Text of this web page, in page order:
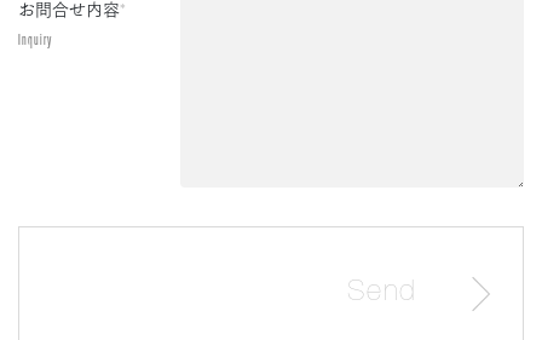
お問合せ内容*
Inquiry